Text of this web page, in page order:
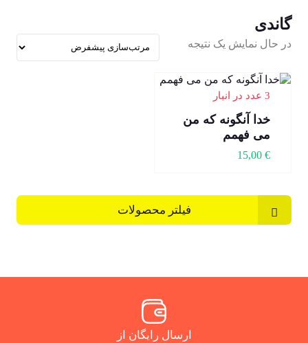
گاندی
در حال نمایش یک نتیجه
3 عدد در انبار
خدا آنگونه که من
می فهمم
15,00 €
فیلتر محصولات
ارسال رایگان از